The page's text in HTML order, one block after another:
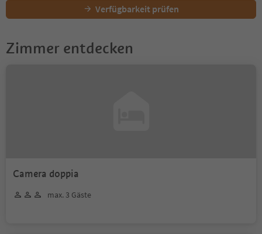
Verfügbarkeit prüfen
Zimmer entdecken
Camera doppia
max. 3 Gäste